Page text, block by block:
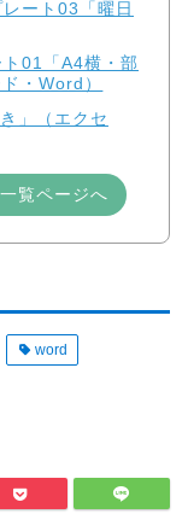
ート03「曜日
01「A4横・部
・Word）
」（エクセ
覧ページへ
word